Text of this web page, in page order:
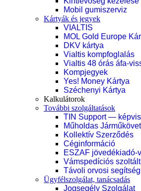
Mobil gumiszerviz
Kártyák és jegyek
VIALTIS
MOL Gold Europe
DKV kártya
Vialtis kompfoglalás
Vialtis 48 órás áfa-
Kompjegyek
Yes! Money Kártya
Széchenyi Kártya
Kalkulátorok
További szolgáltatások
TIN Support —
Műholdas
Kollektív Szerződés
Céginformáció
ESZAF jövedékiadó-
Vámspedíciós
Távoli orvosi segítség
Ügyfélszolgálat, tanácsadás
Jogsegély Szolgálat